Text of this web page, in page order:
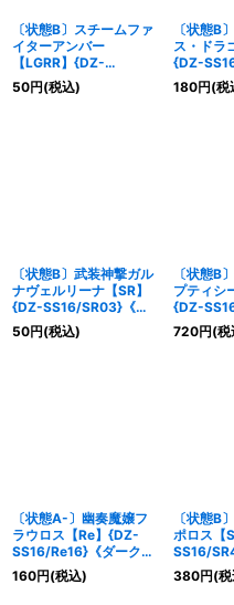
〔状態B〕スチームファ
イターアンバー
【LGRR】{DZ-
SS16/LG14}《ダークス
テイツ》
50円(税込)
〔状態B
ス・ドラ
{DZ-
クステイ
180円(税
〔状態B〕武装神撃ガル
ナヴェルリーナ【SR】
{DZ-SS16/SR03}《ド
ラゴンエンパイア》
50円(税込)
〔状態B
プティシ
{DZ-
イケイア
720円(税
〔状態A-〕幽奏魔嬢フ
ラウロス【Re】{DZ-
SS16/Re16}《ダークス
テイツ》
160円(税込)
〔状態B
ポロス【
SS16/
ンクチュ
380円(